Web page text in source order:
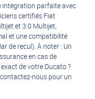
intégration parfaite avec
certifiés Fiat
et 3.0 Multijet,
et une compatibilité
de recul). À noter : Un
en cas de
de votre Ducato ?
nous pour un